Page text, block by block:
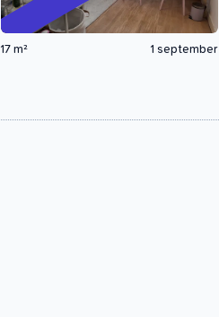
17 m² 1 september